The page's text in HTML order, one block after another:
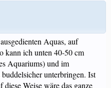
Aquas, auf
kann ich unten 40-50 cm
Aquariums) und im
unterbringen. Ist
Weise wäre das ganze